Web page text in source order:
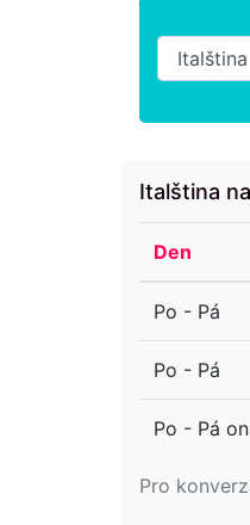
Italština
Pro
Den
Po - Pá
Po - Pá
Po - Pá